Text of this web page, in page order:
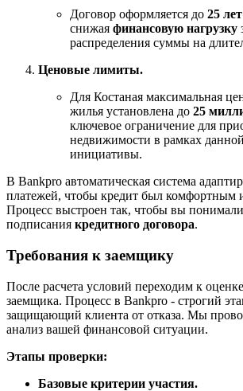
Договор оформляется до 25
снижая финансовую нагрузку
распределения суммы на
Ценовые лимиты.
Для Костаная максимальная
жилья установлена до 25
ключевое ограничение для
недвижимости в рамках
инициативы.
В Bankpro автоматическая система
платежей, чтобы кредит был комфортным
Процесс выстроен так, чтобы вы
подписания кредитного договора.
Требования к заемщику
После расчета условий переходим к
заемщика. Процесс в Bankpro - строгий
защищающий клиента от отказа. Мы
анализ вашей финансовой ситуации.
Этапы проверки:
Базовые критерии участия.